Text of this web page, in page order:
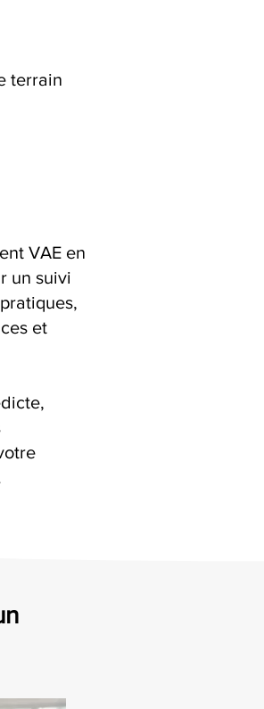
terrain
VAE en
un suivi
et